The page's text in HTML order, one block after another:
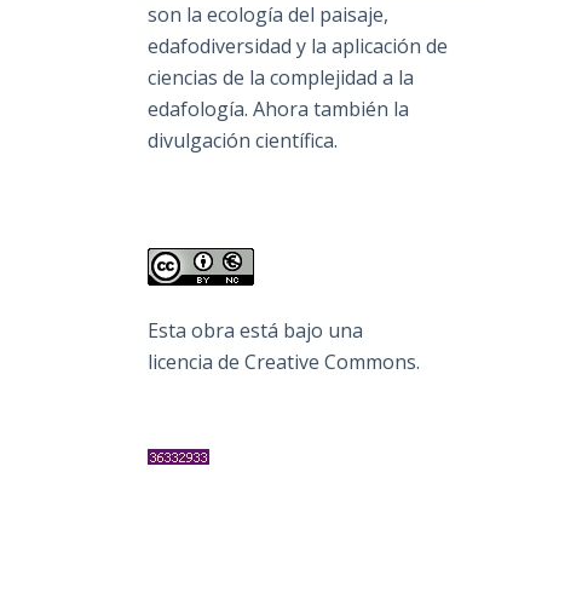
son la ecología del paisaje,
edafodiversidad y la aplicación de
ciencias de la complejidad a la
edafología. Ahora también la
divulgación científica.
Esta obra está bajo una
licencia de Creative Commons.